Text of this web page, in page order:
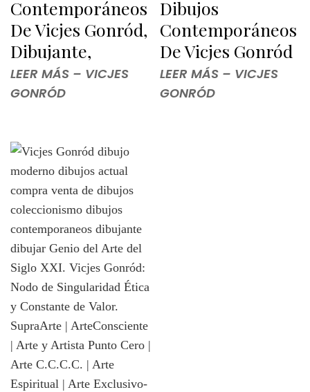
Contemporáneos
De Vicjes Gonród,
Dibujante,
LEER MÁS – VICJES
GONRÓD
Dibujos
Contemporáneos
De Vicjes Gonród
LEER MÁS – VICJES
GONRÓD